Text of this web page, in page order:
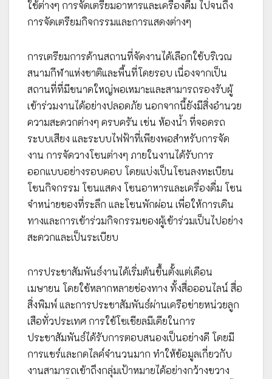
ใช้ต่างๆ การจัดเตรียมอาหารและเครื่องดื่ม ไปจนถึง
การจัดเตรียมกิจกรรมและการแสดงต่างๆ
การเตรียมการด้านสถานที่จัดงานได้เลือกใช้บริเวณ
สนามกีฬาแห่งชาติและพื้นที่โดยรอบ เนื่องจากเป็น
สถานที่ที่มีขนาดใหญ่พอเหมาะและสามารถรองรับผู้
เข้าร่วมงานได้อย่างปลอดภัย นอกจากนี้ยังมีสิ่งอำนวย
ความสะดวกต่างๆ ครบครัน เช่น ห้องน้ำ ที่จอดรถ
ระบบเสียง และระบบไฟฟ้าที่เพียงพอสำหรับการจัด
งาน การจัดวางโซนต่างๆ ภายในงานได้รับการ
ออกแบบอย่างรอบคอบ โดยแบ่งเป็นโซนลงทะเบียน
โซนกิจกรรม โซนแสดง โซนอาหารและเครื่องดื่ม โซน
จำหน่ายของที่ระลึก และโซนพักผ่อน เพื่อให้การเดิน
ทางและการเข้าร่วมกิจกรรมของผู้เข้าร่วมเป็นไปอย่าง
สะดวกและเป็นระเบียบ
การประชาสัมพันธ์งานได้เริ่มต้นขึ้นตั้งแต่เดือน
เมษายน โดยใช้หลากหลายช่องทาง ทั้งสื่อออนไลน์ สื่อ
สิ่งพิมพ์ และการประชาสัมพันธ์ผ่านเครือข่ายหน่วยลูก
เสือทั่วประเทศ การใช้โซเชียลมีเดียในการ
ประชาสัมพันธ์ได้รับการตอบสนองเป็นอย่างดี โดยมี
การแชร์และกดไลค์จำนวนมาก ทำให้ข้อมูลเกี่ยวกับ
งานสามารถเข้าถึงกลุ่มเป้าหมายได้อย่างกว้างขวาง